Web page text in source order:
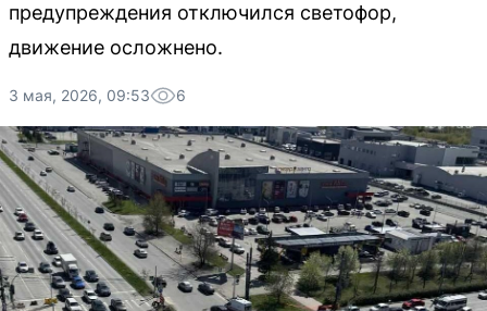
предупреждения отключился светофор,
движение осложнено.
3 мая, 2026, 09:53 6